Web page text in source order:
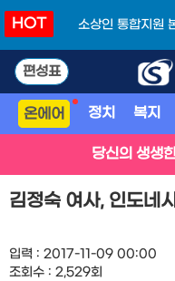
HOT
소상인 통합지원
편성표
온에어 정치 복지
당신의 생생
김정숙 여사, 인도네
입력 : 2017-11-09 00:00
조회수 : 2,529회